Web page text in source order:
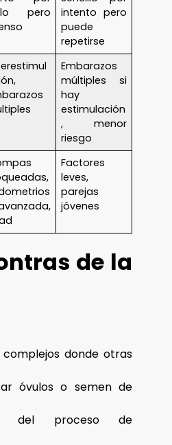
pero
intento pero
puede
repetirse
Embarazos
múltiples si
hay
estimulación
, menor
riesgo
Factores
leves,
parejas
jóvenes
de la
donde otras
óvulos o semen de
del proceso de